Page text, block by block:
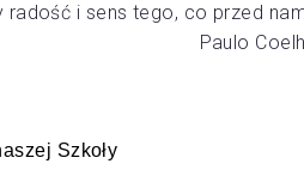
radość i sens tego, co przed
Paulo
Szkoły